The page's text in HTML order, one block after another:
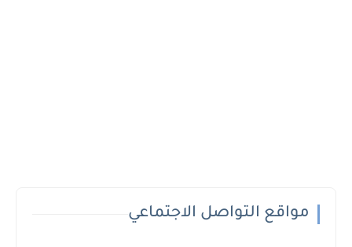
مواقع التواصل الاجتماعي